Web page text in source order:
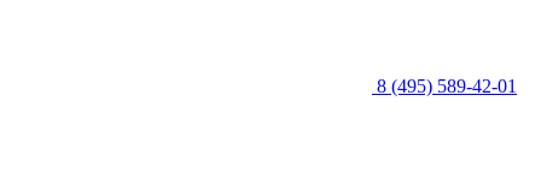
8 (495) 589-42-01